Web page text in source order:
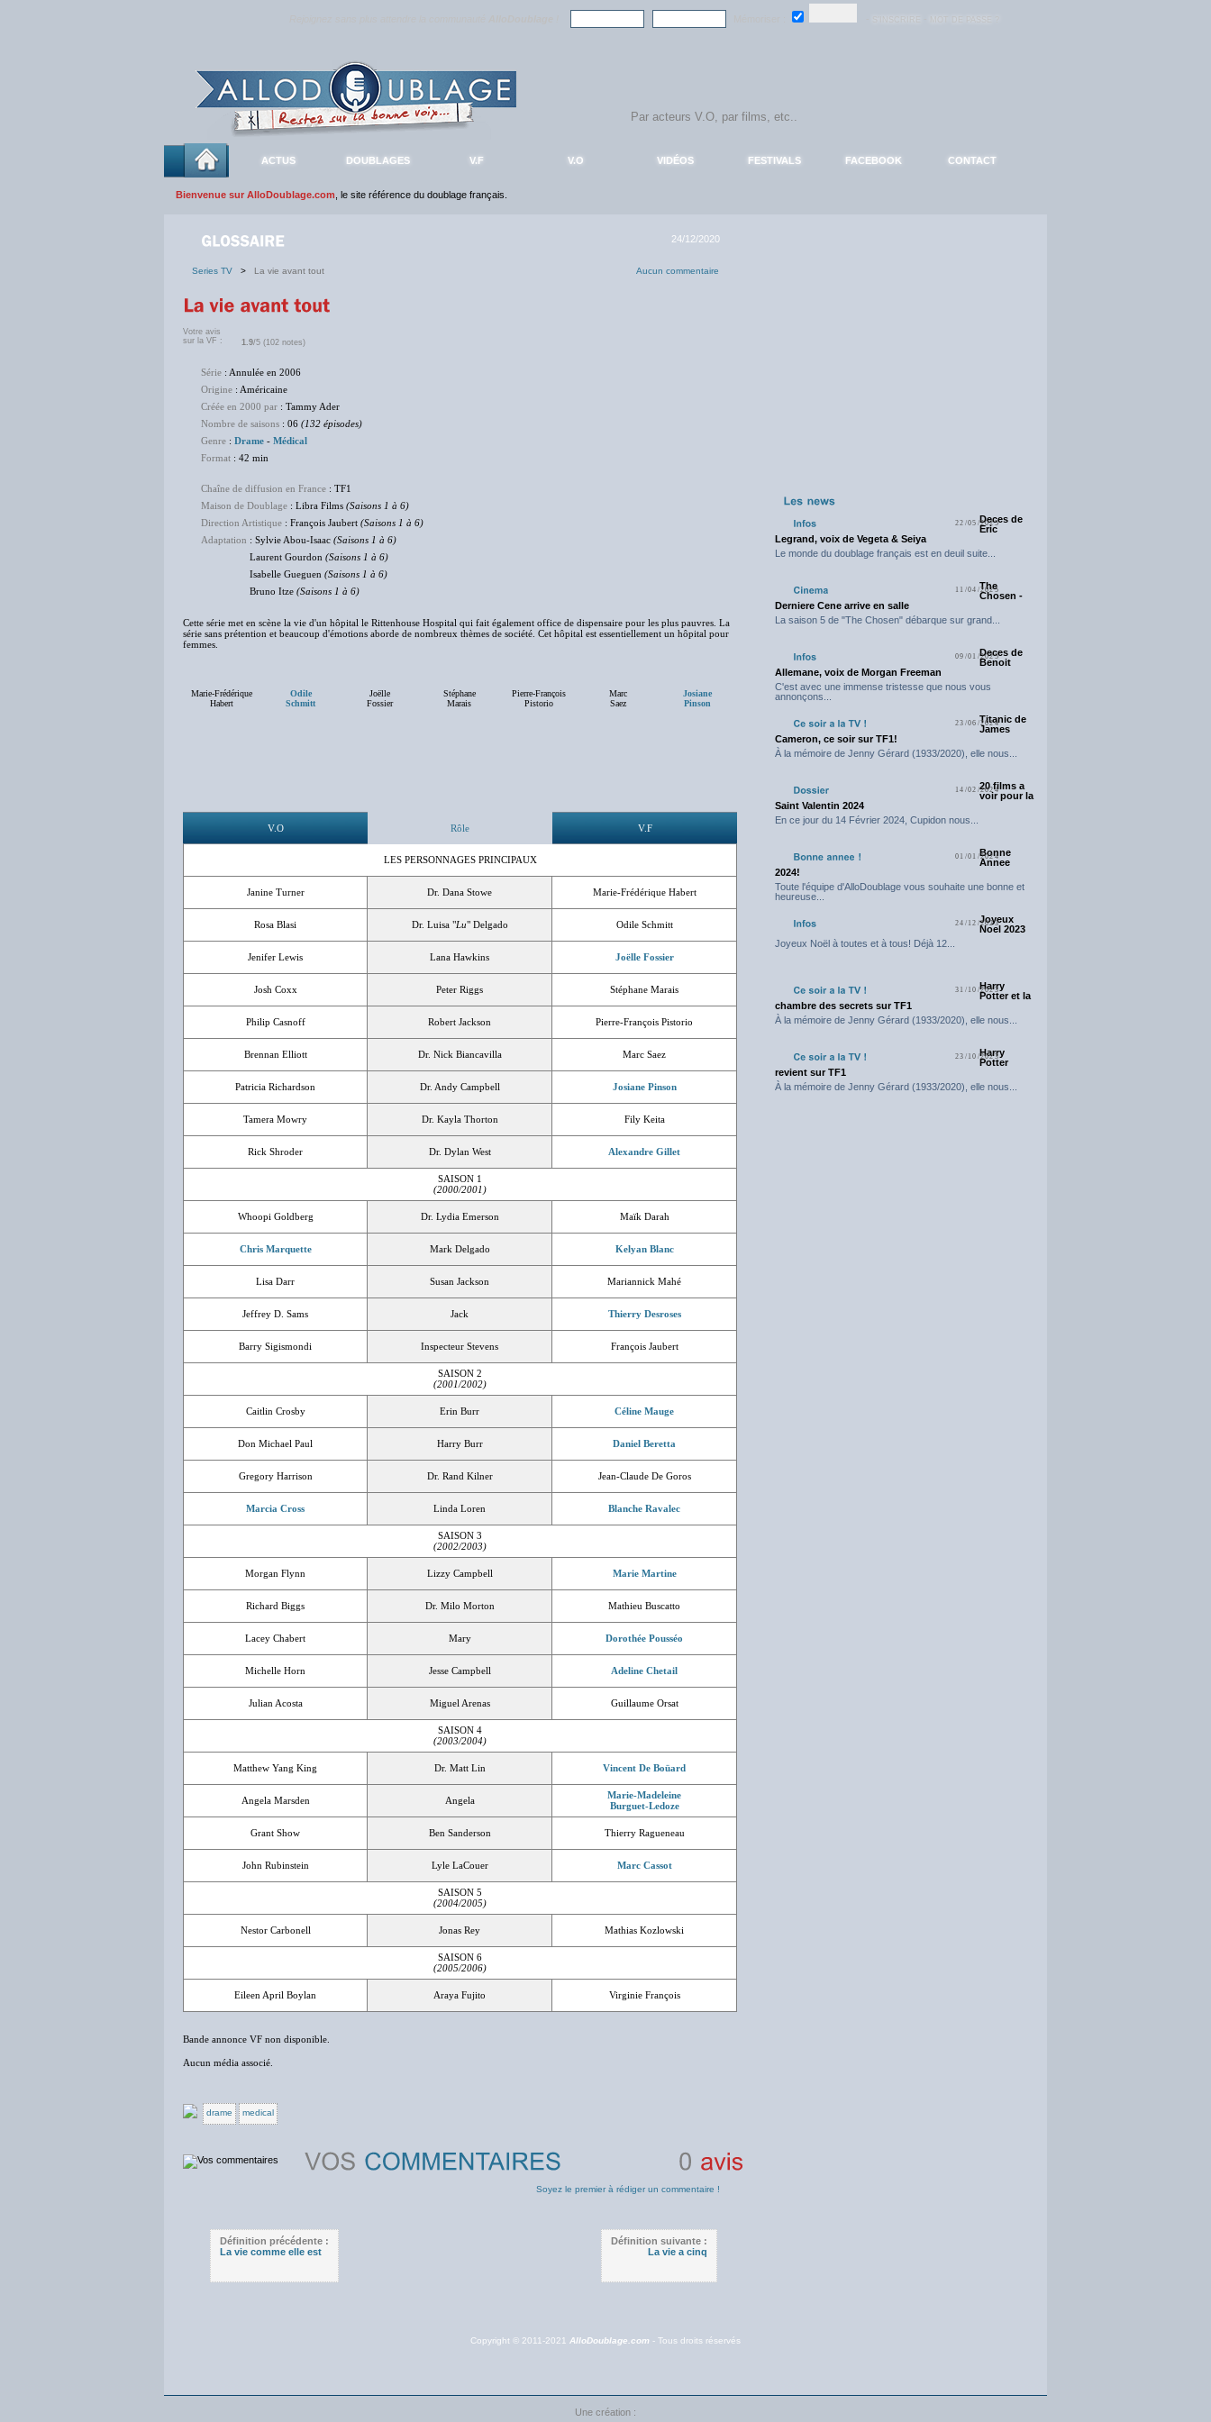
ACTUS DOUBLAGES V.F V.O VIDÉOS FESTIVALS FACEBOOK CONTACT
Bienvenue sur AlloDoublage.com , le site référence du doublage français.
24/12/2020
Series TV > La vie avant tout Aucun commentaire
Votre avis
sur la VF :
1.9/5 (102 notes)
Série : Annulée en 2006
Origine : Américaine
Créée en 2000 par : Tammy Ader
Nombre de saisons : 06 (132 épisodes)
Genre : Drame - Médical
Format : 42 min
Chaîne de diffusion en France : TF1
Maison de Doublage : Libra Films (Saisons 1 à 6)
Direction Artistique : François Jaubert (Saisons 1 à 6)
Adaptation : Sylvie Abou-Isaac (Saisons 1 à 6)
Laurent Gourdon (Saisons 1 à 6)
Isabelle Gueguen (Saisons 1 à 6)
Bruno Itze (Saisons 1 à 6)
Cette série met en scène la vie d'un hôpital le Rittenhouse Hospital qui fait également office de dispensaire pour les plus pauvres. La
série sans prétention et beaucoup d'émotions aborde de nombreux thèmes de société. Cet hôpital est essentiellement un hôpital pour
femmes.
Marie-Frédérique
Habert
Odile
Schmitt
Joëlle
Fossier
Stéphane
Marais
Pierre-François
Pistorio
Marc
Saez
Josiane
Pinson
V.O Rôle V.F
LES PERSONNAGES PRINCIPAUX
Janine Turner Dr. Dana Stowe Marie-Frédérique Habert
Rosa Blasi Dr. Luisa "Lu" Delgado Odile Schmitt
Jenifer Lewis Lana Hawkins Joëlle Fossier
Josh Coxx Peter Riggs Stéphane Marais
Philip Casnoff Robert Jackson Pierre-François Pistorio
Brennan Elliott Dr. Nick Biancavilla Marc Saez
Patricia Richardson Dr. Andy Campbell Josiane Pinson
Tamera Mowry Dr. Kayla Thorton Fily Keita
Rick Shroder Dr. Dylan West Alexandre Gillet
SAISON 1
(2000/2001)
Whoopi Goldberg Dr. Lydia Emerson Maïk Darah
Chris Marquette Mark Delgado Kelyan Blanc
Lisa Darr Susan Jackson Mariannick Mahé
Jeffrey D. Sams Jack Thierry Desroses
Barry Sigismondi Inspecteur Stevens François Jaubert
SAISON 2
(2001/2002)
Caitlin Crosby Erin Burr Céline Mauge
Don Michael Paul Harry Burr Daniel Beretta
Gregory Harrison Dr. Rand Kilner Jean-Claude De Goros
Marcia Cross Linda Loren Blanche Ravalec
SAISON 3
(2002/2003)
Morgan Flynn Lizzy Campbell Marie Martine
Richard Biggs Dr. Milo Morton Mathieu Buscatto
Lacey Chabert Mary Dorothée Pousséo
Michelle Horn Jesse Campbell Adeline Chetail
Julian Acosta Miguel Arenas Guillaume Orsat
SAISON 4
(2003/2004)
Matthew Yang King Dr. Matt Lin Vincent De Boüard
Angela Marsden Angela
Marie-Madeleine
Burguet-Ledoze
Grant Show Ben Sanderson Thierry Ragueneau
John Rubinstein Lyle LaCouer Marc Cassot
SAISON 5
(2004/2005)
Nestor Carbonell Jonas Rey Mathias Kozlowski
SAISON 6
(2005/2006)
Eileen April Boylan Araya Fujito Virginie François
Bande annonce VF non disponible.
Aucun média associé.
drame medical
Soyez le premier à rédiger un commentaire !
Définition précédente :
La vie comme elle est
Définition suivante :
La vie a cinq
22/05/2025Deces de
Eric
Legrand, voix de Vegeta & Seiya
Le monde du doublage français est en deuil suite...
11/04/2025
The
Chosen -
Derniere Cene arrive en salle
La saison 5 de "The Chosen" débarque sur grand...
09/01/2025Deces de
Benoit
Allemane, voix de Morgan Freeman
C'est avec une immense tristesse que nous vous
annonçons...
23/06/2024Titanic de
James
Cameron, ce soir sur TF1!
À la mémoire de Jenny Gérard (1933/2020), elle nous...
14/02/202420 films a
voir pour la
Saint Valentin 2024
En ce jour du 14 Février 2024, Cupidon nous...
01/01/2024
Bonne
Annee
2024!
Toute l'équipe d'AlloDoublage vous souhaite une bonne et
heureuse...
24/12/2023
Joyeux
Noel 2023
Joyeux Noël à toutes et à tous! Déjà 12...
31/10/2023
Harry
Potter et la
chambre des secrets sur TF1
À la mémoire de Jenny Gérard (1933/2020), elle nous...
23/10/2023
Harry
Potter
revient sur TF1
À la mémoire de Jenny Gérard (1933/2020), elle nous...
Copyright © 2011-2021 AlloDoublage.com - Tous droits réservés
Une création :